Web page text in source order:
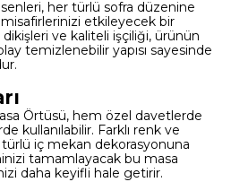
her türlü sofra düzenine
etkileyecek bir
ve kaliteli işçiliği, ürünün
temizlenebilir yapısı sayesinde
Örtüsü, hem özel davetlerde
kullanılabilir. Farklı renk ve
iç mekan dekorasyonuna
tamamlayacak bu masa
daha keyifli hale getirir.